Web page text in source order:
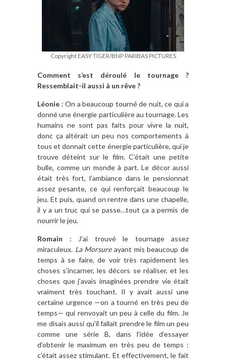
Copyright EASY TIGER/BNP PARIBAS PICTURES
Comment s’est déroulé le tournage ?
Ressemblait-il aussi à un rêve ?
Léonie : On a beaucoup tourné de nuit, ce qui a
donné une énergie particulière au tournage. Les
humains ne sont pas faits pour vivre la nuit,
donc ça altérait un peu nos comportements à
tous et donnait cette énergie particulière, qui je
trouve déteint sur le film. C’était une petite
bulle, comme un monde à part. Le décor aussi
était très fort, l’ambiance dans le pensionnat
assez pesante, ce qui renforçait beaucoup le
jeu. Et puis, quand on rentre dans une chapelle,
il y a un truc qui se passe…tout ça a permis de
nourrir le jeu.
Romain : J’ai trouvé le tournage assez
miraculeux. La Morsureayant mis beaucoup de
temps à se faire, de voir très rapidement les
choses s’incarner, les décors se réaliser, et les
choses que j’avais imaginées prendre vie était
vraiment très touchant. Il y avait aussi une
certaine urgence —on a tourné en très peu de
temps— qui renvoyait un peu à celle du film. Je
me disais aussi qu’il fallait prendre le film un peu
comme une série B, dans l’idée d’essayer
d’obtenir le maximum en très peu de temps :
c’était assez stimulant. Et effectivement, le fait